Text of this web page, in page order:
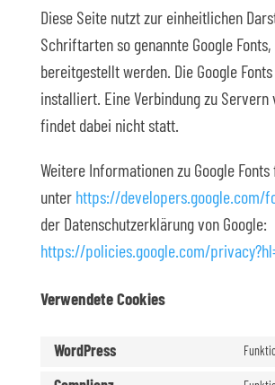
Diese Seite nutzt zur einheitlichen
Schriftarten so genannte Google
bereitgestellt werden. Die Google
installiert. Eine Verbindung zu Servern
findet dabei nicht statt.
Weitere Informationen zu Google
unter https://developers.google.com/
der Datenschutzerklärung von Google:
https://policies.google.com/
Verwendete Cookies
WordPress